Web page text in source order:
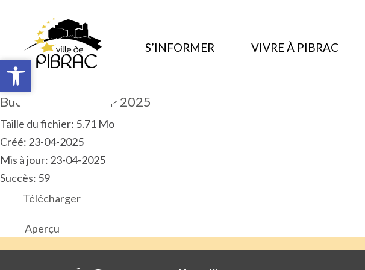
Ouvrir la barre d’outils
S’INFORMER VIVRE À PIBRAC
Budget Primitif ECP 2025
Taille du fichier: 5.71 Mo
Créé: 23-04-2025
Mis à jour: 23-04-2025
Succès: 59
Télécharger
Aperçu
Ouvrir la barre d’outils